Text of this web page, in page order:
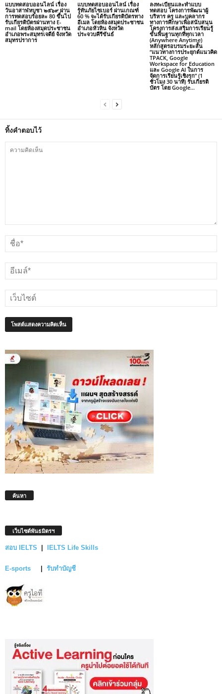
แบบทดสอบออนไลน์ เรื่อง
วันอาสาฬหบูชา ๒๕๖๙ ผ่าน
การทดสอบร้อยละ 80 ขึ้นไป
รับเกียรติบัตรผ่านทาง E-
mail โดยห้องสมุดประชาชน
อำเภอพระสมุทรเจดีย์ จังหวัด
สมุทรปราการ
แบบทดสอบออนไลน์ เรื่อง
รู้ทันภัยไซเบอร์ ผ่านเกณฑ์
60 % จะได้รับเกียรติบัตรทาง
อีเมล โดยห้องสมุดประชาชน
อำเภอหัวหิน จังหวัด
ประจวบคีรีขันธ์
ลงทะเบียนและทำแบบ
ทดสอบ โครงการพัฒนาผู้
บริหาร ครู และบุคลากร
ทางการศึกษาเพื่อสนับสนุน
โครงการส่งเสริมการเรียนรู้
ขั้นพื้นฐานทุกที่ทุกเวลา
(Anywhere Anytime)
หลักสูตรอบรมระยะสั้น
“แนวทางการประยุกต์แนวคิด
TPACK, Google
Workspace for Education
และ Google AI ในการ
จัดการเรียนรู้เชิงรุก” (1
ชั่วโมง 30 นาที) รับเกียรติ
บัตร โดย Google...
ทิ้งคำตอบไว้
ค้นหา
เว็บไซต์พันธมิตรฯ
สอบ IELTS IELTS Life Skills
E-sports รับทำบัญชี